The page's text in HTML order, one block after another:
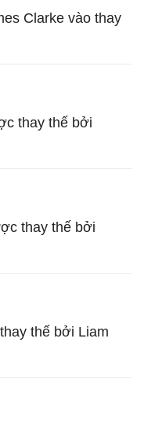
Clarke vào thay
thay thế bởi
thay thế bởi
thế bởi Liam